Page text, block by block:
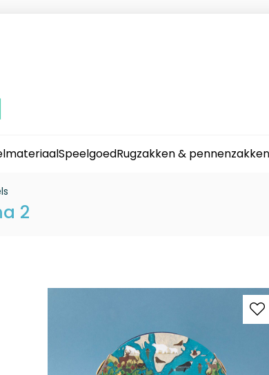
SpeelgoedRugzakken & pennenzakken
2